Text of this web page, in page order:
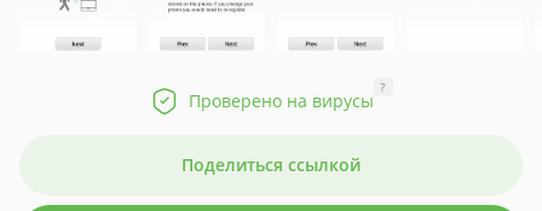
Проверено на вирусы
?
Поделиться ссылкой